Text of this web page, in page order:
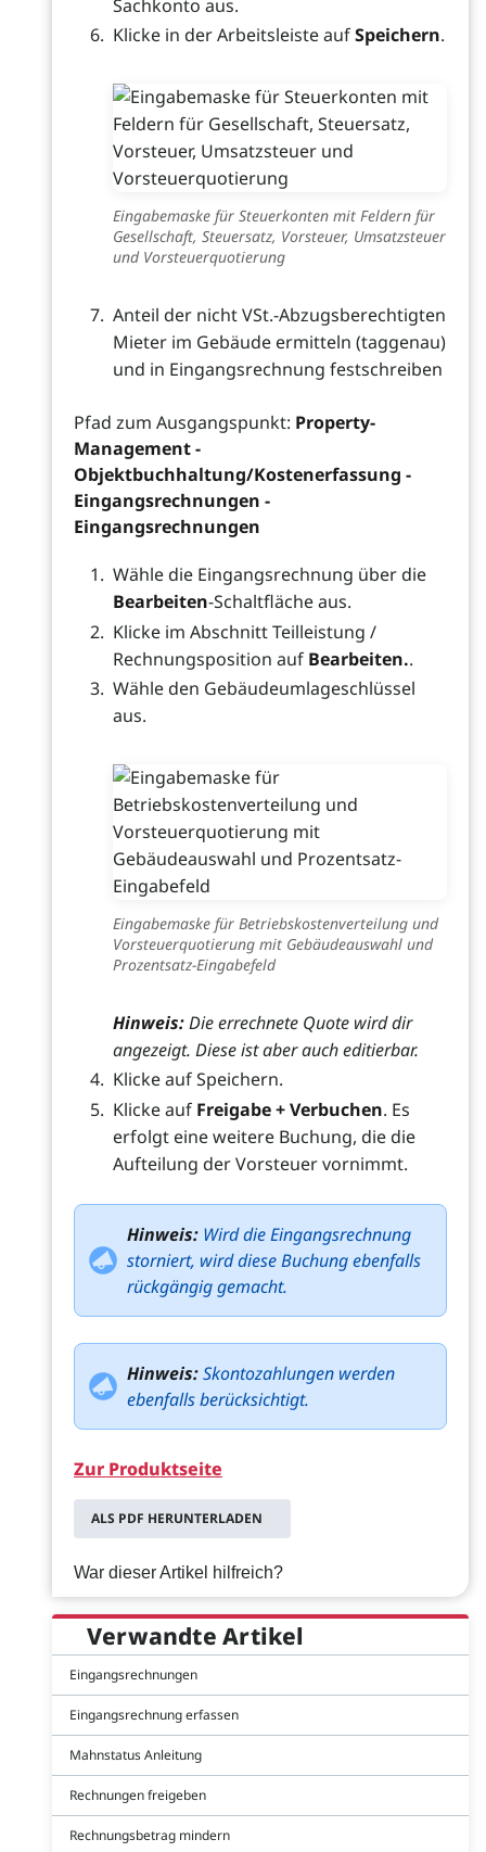
Sachkonto aus.
Klicke in der Arbeitsleiste aufSpeichern.
Eingabemaske für Steuerkonten mit Feldern für
Gesellschaft, Steuersatz, Vorsteuer, Umsatzsteuer
und Vorsteuerquotierung
Anteil der nicht VSt.-Abzugsberechtigten
Mieter im Gebäude ermitteln (taggenau)
und in Eingangsrechnung festschreiben
Pfad zum Ausgangspunkt: Property-
Management -
Objektbuchhaltung/Kostenerfassung -
Eingangsrechnungen -
Eingangsrechnungen
Wähle die Eingangsrechnung über die
Bearbeiten-Schaltfläche aus.
Klicke im Abschnitt Teilleistung /
Rechnungsposition auf Bearbeiten..
Wähle den Gebäudeumlageschlüssel
aus.
Eingabemaske für Betriebskostenverteilung und
Vorsteuerquotierung mit Gebäudeauswahl und
Prozentsatz-Eingabefeld
Hinweis:Die errechnete Quote wird dir
angezeigt. Diese ist aber auch editierbar.
Klicke auf Speichern.
Klicke auf Freigabe + Verbuchen. Es
erfolgt eine weitere Buchung, die die
Aufteilung der Vorsteuer vornimmt.
Hinweis: Wird die Eingangsrechnung
storniert, wird diese Buchung ebenfalls
rückgängig gemacht.
Hinweis:Skontozahlungen werden
ebenfalls berücksichtigt.
Zur Produktseite
ALS PDF HERUNTERLADEN
War dieser Artikel hilfreich?
Verwandte Artikel
Eingangsrechnungen
Eingangsrechnung erfassen
Mahnstatus Anleitung
Rechnungen freigeben
Rechnungsbetrag mindern